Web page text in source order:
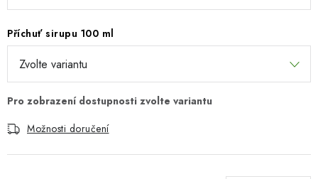
Příchuť sirupu 100 ml
Možnosti doručení